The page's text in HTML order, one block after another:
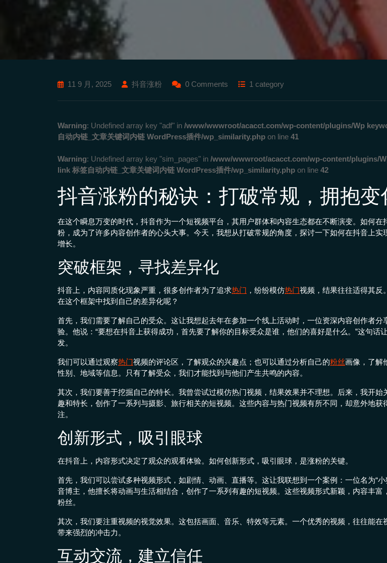
11 9 月, 2025 抖音涨粉 0 Comments 1 category
Warning: Undefined array key "adf" in /www/wwwroot/acacct.com/wp-content/plugins/Wp
自动内链_文章关键词内链 WordPress插件/wp_similarity.php on line 41
Warning: Undefined array key "sim_pages" in /www/wwwroot/acacct.com/wp-content/plugins/
link 标签自动内链_文章关键词内链 WordPress插件/wp_similarity.php on line 42
抖音涨粉的秘诀：打破常规，拥抱变
在这个瞬息万变的时代，抖音作为一个短视频平台，其用户群体和内容生态都在不断演变。如何在
粉，成为了许多内容创作者的心头大事。今天，我想从打破常规的角度，探讨一下如何在抖音上实
增长。
突破框架，寻找差异化
抖音上，内容同质化现象严重，很多创作者为了追求热门 ，纷纷模仿热门视频，结果往往适得其反
在这个框架中找到自己的差异化呢？
首先，我们需要了解自己的受众。这让我想起去年在参加一个线上活动时，一位资深内容创作者分
验。他说：“要想在抖音上获得成功，首先要了解你的目标受众是谁，他们的喜好是什么。”这句话
发。
我们可以通过观察热门视频的评论区，了解观众的兴趣点；也可以通过分析自己的粉丝画像，了解
性别、地域等信息。只有了解受众，我们才能找到与他们产生共鸣的内容。
其次，我们要善于挖掘自己的特长。我曾尝试过模仿热门视频，结果效果并不理想。后来，我开始
趣和特长，创作了一系列与摄影、旅行相关的短视频。这些内容与热门视频有所不同，却意外地获
注。
创新形式，吸引眼球
在抖音上，内容形式决定了观众的观看体验。如何创新形式，吸引眼球，是涨粉的关键。
首先，我们可以尝试多种视频形式，如剧情、动画、直播等。这让我联想到一个案例：一位名为“小
音博主，他擅长将动画与生活相结合，创作了一系列有趣的短视频。这些视频形式新颖，内容丰富
粉丝。
其次，我们要注重视频的视觉效果。这包括画面、音乐、特效等元素。一个优秀的视频，往往能在
带来强烈的冲击力。
互动交流，建立信任